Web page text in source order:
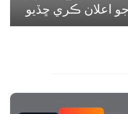
اعلان ڪري ڇڏيو